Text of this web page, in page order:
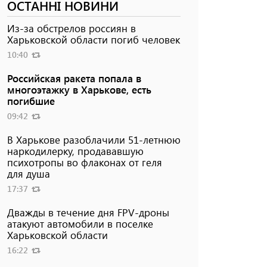
ОСТАННІ НОВИНИ
Из-за обстрелов россиян в
Харьковской области погиб человек
10:40
Российская ракета попала в
многоэтажку в Харькове, есть
погибшие
09:42
В Харькове разоблачили 51-летнюю
наркодилерку, продававшую
психотропы во флаконах от геля
для душа
17:37
Дважды в течение дня FPV-дроны
атакуют автомобили в поселке
Харьковской области
16:22